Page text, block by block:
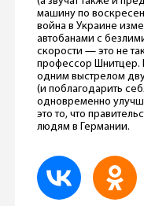
машину по
война в Украине
автобанами с
скорости — это не
профессор Шнитцер.
одним выстрелом
(и поблагодарить
одновременно
это то, что
людям в Германии.